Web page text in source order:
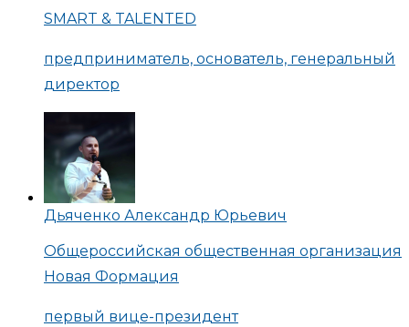
SMART & TALENTED
предприниматель, основатель, генеральный
директор
Дьяченко Александр Юрьевич
Общероссийская общественная организация
Новая Формация
первый вице-президент